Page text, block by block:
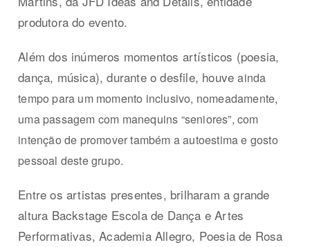
produtora do evento.
Além dos inúmeros momentos artísticos (poesia,
dança, música), durante o desfile, houveainda
tempo para um momento inclusivo, nomeadamente,
uma passagem com manequins “seniores”, com
intenção de promover também a autoestima e gosto
pessoal deste grupo.
Entre os artistas presentes, brilharam a grande
altura Backstage Escola de Dança e Artes
Performativas, Academia Allegro, Poesia de Rosa